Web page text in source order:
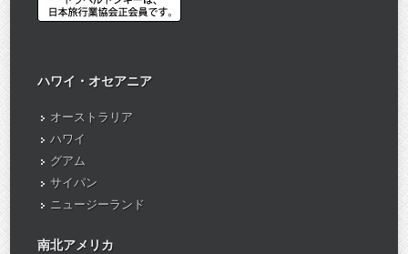
ハワイ・オセアニア
オーストラリア
ハワイ
グアム
サイパン
ニュージーランド
南北アメリカ